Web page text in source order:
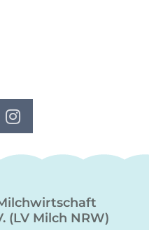
(LV Milch NRW)